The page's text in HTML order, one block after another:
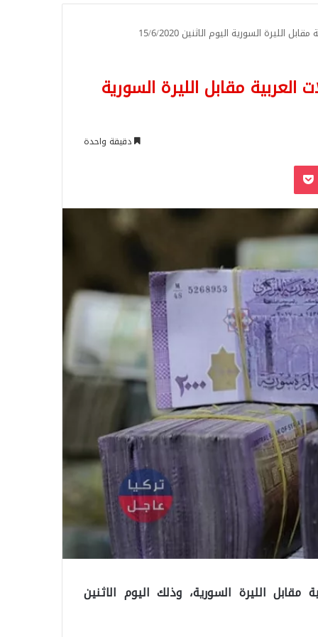
الليرة السورية اليوم الاثنين 15/6/2020
العربية مقابل الليرة السورية
دقيقة واحدة
‫Pocket
الليرة السورية، وذلك اليوم الاثنين